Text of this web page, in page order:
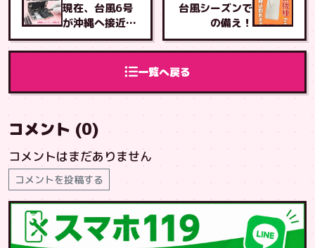
現在、台風6号
が沖縄へ接近し
ています。
一覧へ戻る
​台風シーズンで
の備え！
コメント (0)
コメントはまだありません
コメントを投稿する